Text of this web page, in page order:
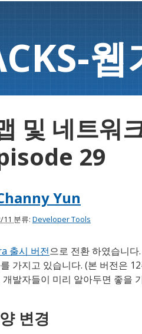
KS-웹
및 네트워
29
Yun
11 분류: Developer Tools
출시 버전으로 전환 하였습니다
가지고 있습니다. (본 버전은
발자들이 미리 알아두면 좋을
변경